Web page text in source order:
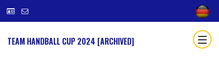
TEAM HANDBALL CUP 2024 [ARCHIVED]